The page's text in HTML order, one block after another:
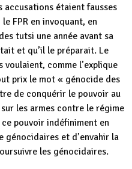
accusations étaient fausses
FPR en invoquant, en
tutsi une année avant sa
et qu’il le préparait. Le
voulaient, comme l’explique
prix le mot « génocide des
de conquérir le pouvoir au
les armes contre le régime
pouvoir indéfiniment en
génocidaires et d’envahir la
les génocidaires.